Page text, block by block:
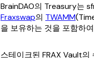
BrainDAO의 Treasury는
Fraxswap의 TWAMM
을 보유하는 것을 포함하
스테이크된 FRAX Vault